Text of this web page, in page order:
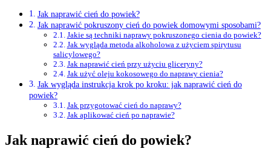
Jak naprawić cień do powiek?
Jak naprawić pokruszony cień do powiek domowymi sposobami?
Jakie są techniki naprawy pokruszonego cienia do powiek?
Jak wygląda metoda alkoholowa z użyciem spirytusu
salicylowego?
Jak naprawić cień przy użyciu gliceryny?
Jak użyć oleju kokosowego do naprawy cienia?
Jak wygląda instrukcja krok po kroku: jak naprawić cień do
powiek?
Jak przygotować cień do naprawy?
Jak aplikować cień po naprawie?
Jak naprawić cień do powiek?